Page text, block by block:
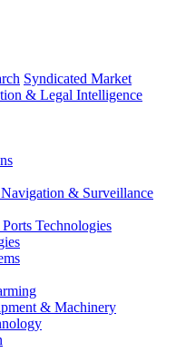
Syndicated Market
& Legal Intelligence
& Surveillance
Technologies
& Machinery